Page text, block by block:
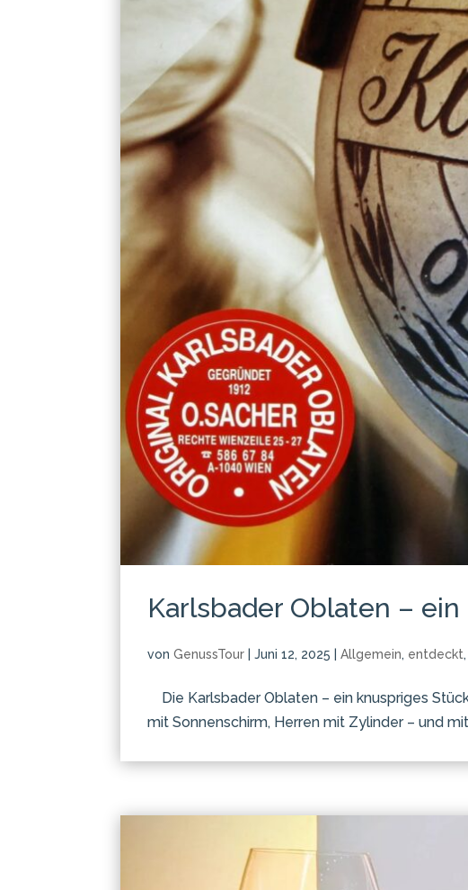
Karlsbader Oblaten –
vonGenussTour |Juni 12, 2025 |Allgemein, entdeckt,
Die Karlsbader Oblaten – ein knuspriges
mit Sonnenschirm, Herren mit Zylinder – und